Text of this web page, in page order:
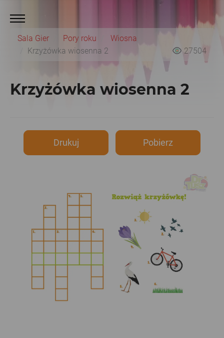
Sala Gier Pory roku
Wiosna
Krzyżówka wiosenna 2
27504
Krzyżówka wiosenna 2
Drukuj Pobierz